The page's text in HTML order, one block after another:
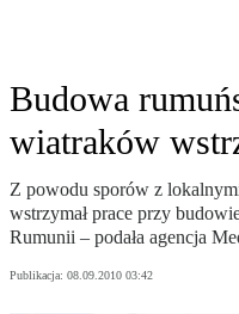
Budowa
wiatraków
Z powodu sporów z
wstrzymał prace przy
Rumunii – podała agencja
Publikacja: 08.09.2010 03:42